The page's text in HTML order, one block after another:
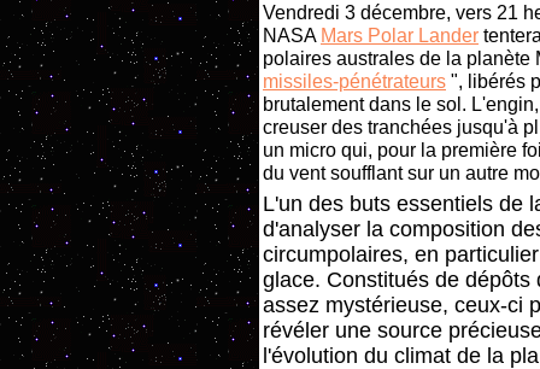
Vendredi 3 décembre, vers 21
NASA Mars Polar Lander
polaires australes de la planète
missiles-pénétrateurs ", libérés
brutalement dans le sol.
creuser des tranchées jusqu'à
un micro qui, pour la première
du vent soufflant sur un autre
L'un des buts essentiels de
d'analyser la composition
circumpolaires, en
glace. Constitués de dépôts
assez mystérieuse, ceux-ci
révéler une source
l'évolution du climat de la